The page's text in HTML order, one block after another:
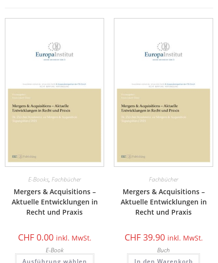
E-Books, Fachbücher
Mergers & Acquisitions –
Aktuelle Entwicklungen in
Recht und Praxis
CHF0.00 inkl. MwSt.
E-Book
Ausführung wählen
Fachbücher
Mergers & Acquisitions –
Aktuelle Entwicklungen in
Recht und Praxis
CHF39.90 inkl. MwSt.
Buch
In den Warenkorb